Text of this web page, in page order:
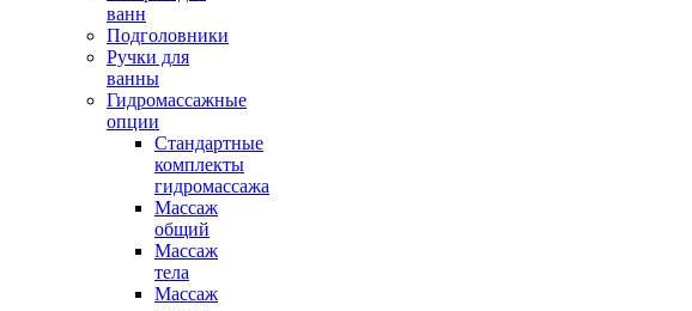
ванн
Подголовники
Ручки для
ванны
Гидромассажные
опции
Стандартные
комплекты
гидромассажа
Массаж
общий
Массаж
тела
Массаж